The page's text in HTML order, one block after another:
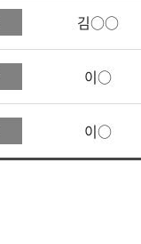
김○○
이○
이○